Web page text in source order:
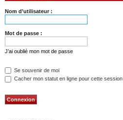
Nom d’utilisateur :
Mot de passe :
J’ai oublié mon mot de passe
Se souvenir de moi
Cacher mon statut en ligne pour cette session